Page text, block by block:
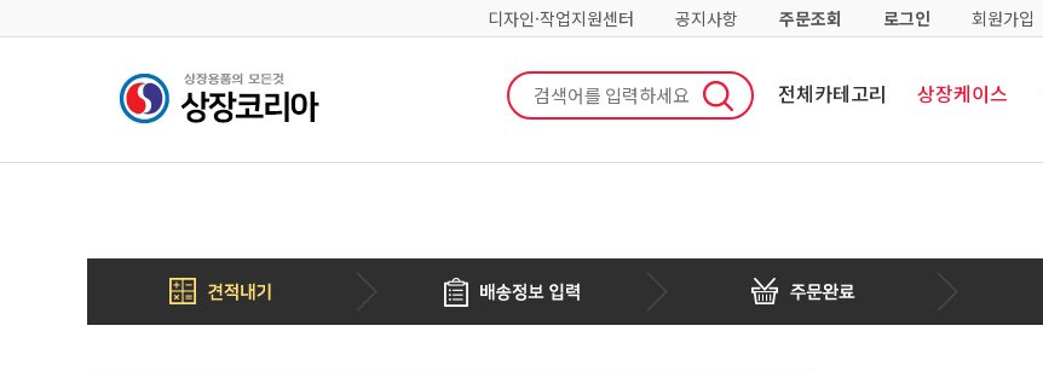
디자인·작업지원센터 공지사항 주문조회 로그인 회원가입
검색 전체카테고리 상장케이스